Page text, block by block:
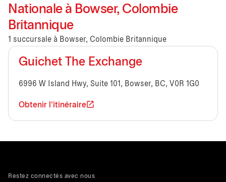
Nationale à Bowser, Colombie
Britannique
1 succursale à Bowser, Colombie Britannique
Guichet The Exchange
6996 W Island Hwy, Suite 101, Bowser, BC, V0R 1G0
Obtenir l'itinéraire
Restez connectés avec nous